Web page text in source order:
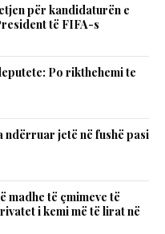
për kandidaturën e
të FIFA-s
Po rikthehemi te
jetë në fushë pasi
madhe të çmimeve të
i kemi më të lirat në